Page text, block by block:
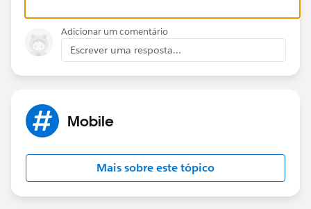
Adicionar um comentário
Escrever uma resposta...
Mobile
Mais sobre este tópico